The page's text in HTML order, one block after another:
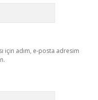
için adım, e-posta adresim